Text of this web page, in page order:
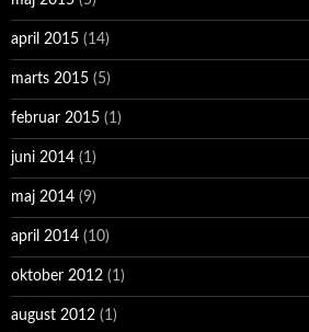
april 2015 (14)
marts 2015 (5)
februar 2015 (1)
juni 2014 (1)
maj 2014 (9)
april 2014 (10)
oktober 2012 (1)
august 2012 (1)